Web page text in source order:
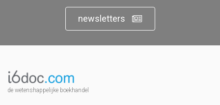
newsletters
de wetenshappelijke boekhandel